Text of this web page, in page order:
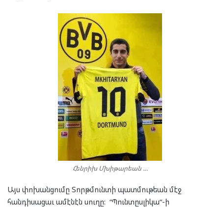
Հենրիխ Մխիթարեան …
Այս փոխանցումը Տորթմունտի պատմութեան մէջ
հանդիսացաւ ամէնէն սուղը: “Պունտըսլիկա“-ի